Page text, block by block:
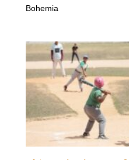
Bohemia